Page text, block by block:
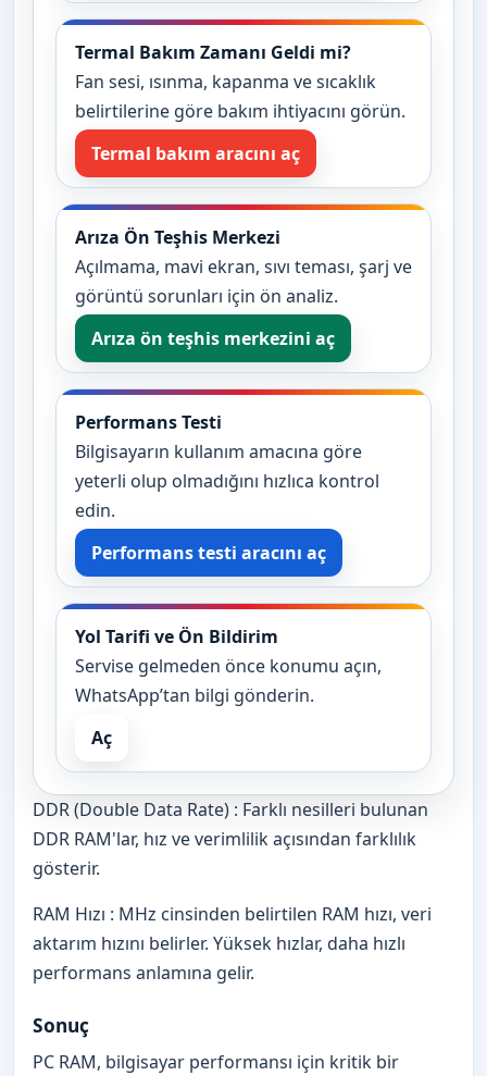
Termal Bakım Zamanı Geldi mi?
Fan sesi, ısınma, kapanma ve sıcaklık
belirtilerine göre bakım ihtiyacını görün.
Termal bakım aracını aç
Arıza Ön Teşhis Merkezi
Açılmama, mavi ekran, sıvı teması, şarj ve
görüntü sorunları için ön analiz.
Arıza ön teşhis merkezini aç
Performans Testi
Bilgisayarın kullanım amacına göre
yeterli olup olmadığını hızlıca kontrol
edin.
Performans testi aracını aç
Yol Tarifi ve Ön Bildirim
Servise gelmeden önce konumu açın,
WhatsApp’tan bilgi gönderin.
Aç
DDR (Double Data Rate) : Farklı nesilleri bulunan
DDR RAM'lar, hız ve verimlilik açısından farklılık
gösterir.
RAM Hızı : MHz cinsinden belirtilen RAM hızı, veri
aktarım hızını belirler. Yüksek hızlar, daha hızlı
performans anlamına gelir.
Sonuç
PC RAM, bilgisayar performansı için kritik bir